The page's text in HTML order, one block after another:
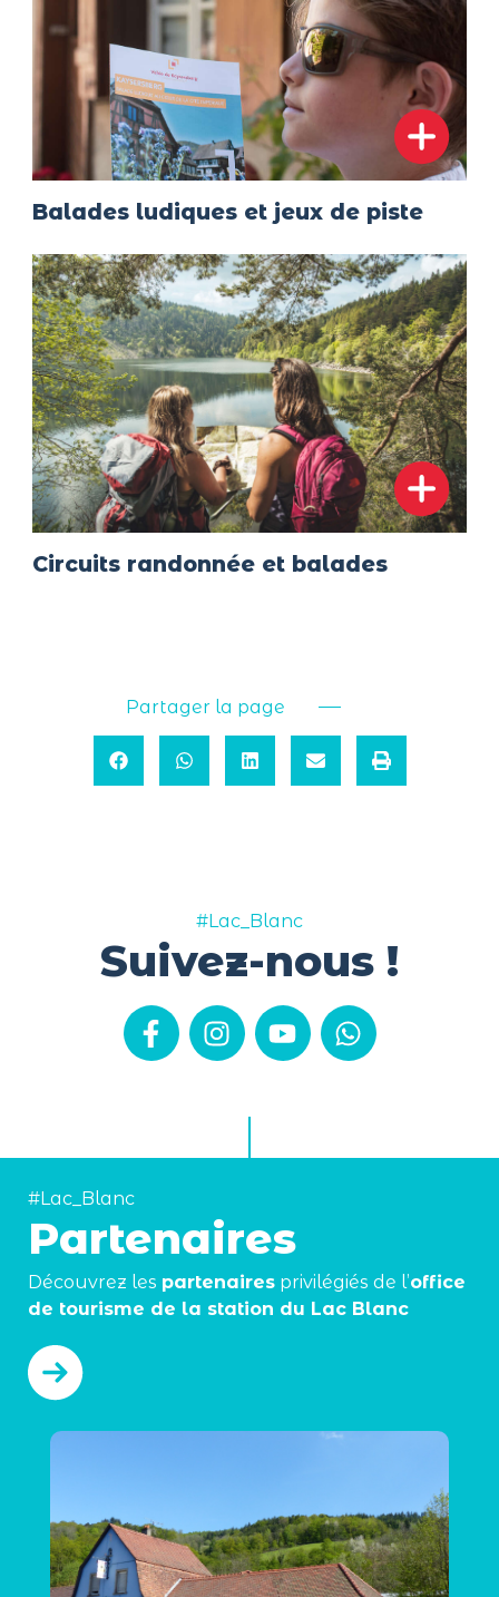
Balades ludiques et jeux de piste
Circuits randonnée et balades
Partager la page
#Lac_Blanc
Suivez-nous !
#Lac_Blanc
Partenaires
Découvrez les partenaires privilégiés de l’office
de tourisme de la station du Lac Blanc